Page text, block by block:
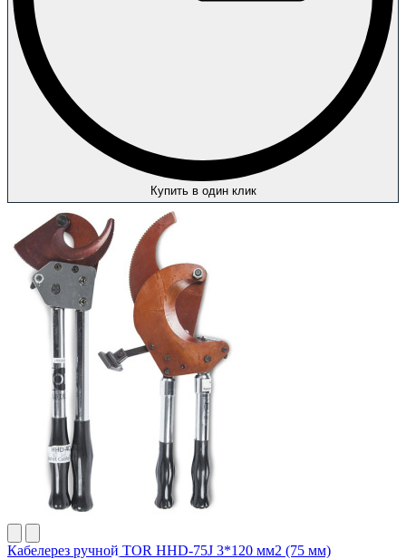
Купить в один клик
Кабелерез ручной TOR HHD-75J 3*120 мм2 (75 мм)